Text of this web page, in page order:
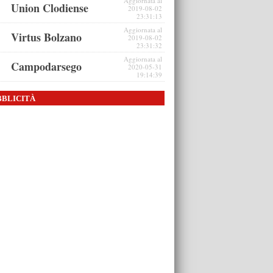
Union Clodiense
2019-08-02
23:31:13
Virtus Bolzano
Aggiornata al
2019-08-02
23:31:32
Campodarsego
Aggiornata al
2020-05-31
19:14:39